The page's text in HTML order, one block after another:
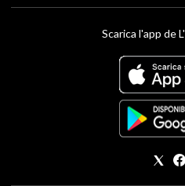
Scarica l'app de